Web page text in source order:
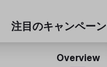
注目のキャンペーン
Overview